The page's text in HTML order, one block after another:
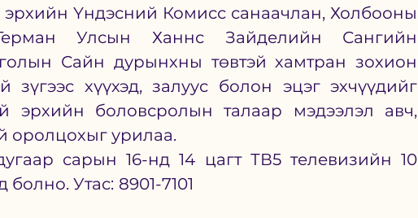
Үндэсний Комисс санаачлан, Холбооны
Улсын Ханнс Зайделийн Сангийн
Сайн дурынхны төвтэй хамтран зохион
хүүхэд, залуус болон эцэг эхчүүдийг
эрхийн боловсролын талаар мэдээлэл авч,
оролцохыг урилаа.
сарын 16-нд 14 цагт ТВ5 телевизийн 10
болно. Утас: 8901-7101